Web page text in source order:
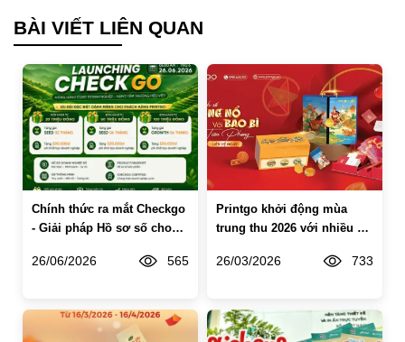
BÀI VIẾT LIÊN QUAN
Chính thức ra mắt Checkgo
- Giải pháp Hồ sơ số cho
thái Go Group
26/06/2026 565
Printgo khởi động mùa
trung thu 2026 với nhiều ưu
26/03/2026 733